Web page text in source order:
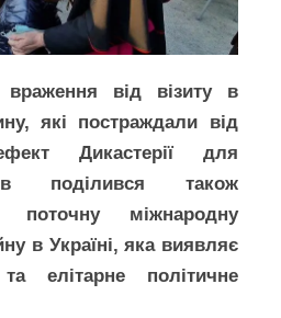
враження від візиту в
які постраждали від
Дикастерії для
поділився також
міжнародну
в Україні, яка виявляє
елітарне політичне